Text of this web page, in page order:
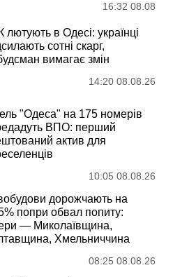
16:32 08.08
лютують в Одесі: українці
сотні скарг,
вимагає змін
14:20 08.08.26
"Одеса" на 175 номерів
ВПО: перший
актив для
10:05 08.08.26
дорожчають на
попри обвал попиту:
— Миколаївщина,
Хмельниччина
08:25 08.08.26